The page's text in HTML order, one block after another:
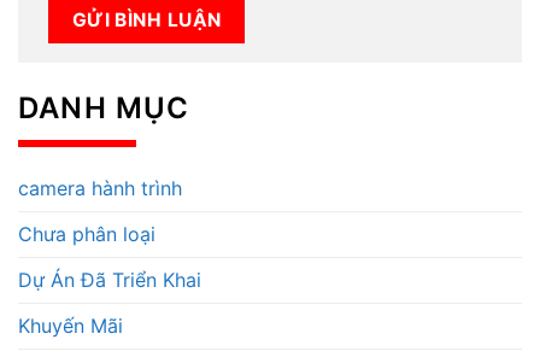
DANH MỤC
camera hành trình
Chưa phân loại
Dự Án Đã Triển Khai
Khuyến Mãi